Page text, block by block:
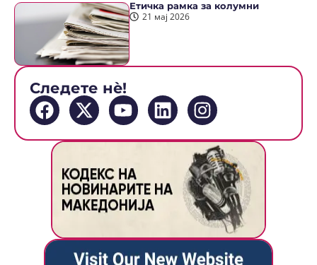
Етичка рамка за колумни
21 мај 2026
Следете нè!